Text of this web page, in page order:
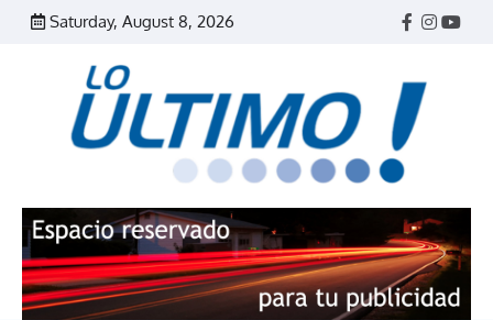
Skip
Saturday, August 8, 2026
Facebook